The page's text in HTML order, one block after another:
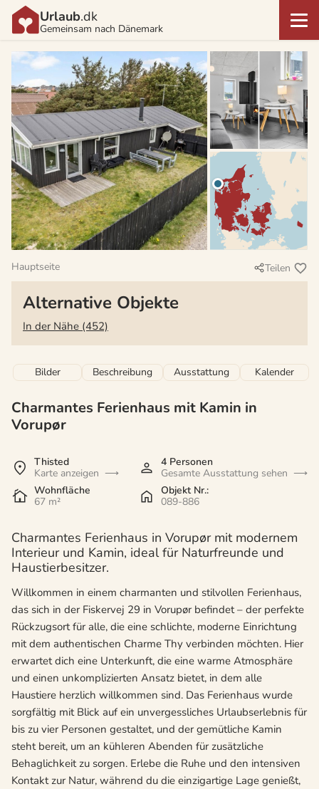
Urlaub.dk
Gemeinsam nach Dänemark
Hauptseite Teilen
Alternative Objekte
In der Nähe (452)
Bilder Beschreibung Ausstattung Kalender
Charmantes Ferienhaus mit Kamin in
Vorupør
Thisted
Karte anzeigen
4 Personen
Gesamte Ausstattung sehen
Wohnfläche
67 m²
Objekt Nr.:
089-886
Charmantes Ferienhaus in Vorupør mit modernem
Interieur und Kamin, ideal für Naturfreunde und
Haustierbesitzer.
Willkommen in einem charmanten und stilvollen Ferienhaus,
das sich in der Fiskervej 29 in Vorupør befindet – der perfekte
Rückzugsort für alle, die eine schlichte, moderne Einrichtung
mit dem authentischen Charme Thy verbinden möchten. Hier
erwartet dich eine Unterkunft, die eine warme Atmosphäre
und einen unkomplizierten Ansatz bietet, in dem alle
Haustiere herzlich willkommen sind. Das Ferienhaus wurde
sorgfältig mit Blick auf ein unvergessliches Urlaubserlebnis für
bis zu vier Personen gestaltet, und der gemütliche Kamin
steht bereit, um an kühleren Abenden für zusätzliche
Behaglichkeit zu sorgen. Erlebe die Ruhe und den intensiven
Kontakt zur Natur, während du die einzigartige Lage genießt,